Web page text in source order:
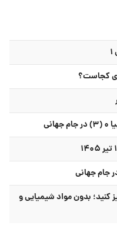
کجاست؟
۵ دقیقه‌ای تمیز کنید؛ بدون مواد شیمیایی و